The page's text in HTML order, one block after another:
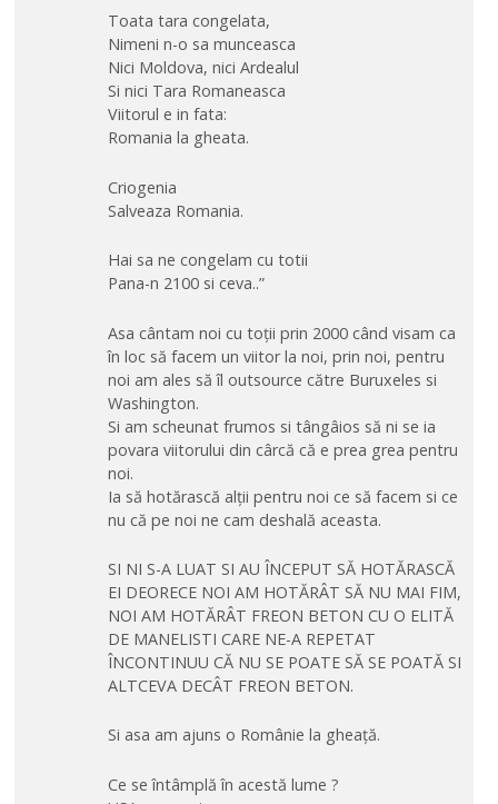
Toata tara congelata,
Nimeni n-o sa munceasca
Nici Moldova, nici Ardealul
Si nici Tara Romaneasca
Viitorul e in fata:
Romania la gheata.
Criogenia
Salveaza Romania.
Hai sa ne congelam cu totii
Pana-n 2100 si ceva..”
Asa cântam noi cu toții prin 2000 când visam ca
în loc să facem un viitor la noi, prin noi, pentru
noi am ales să îl outsource către Buruxeles si
Washington.
Si am scheunat frumos si tângâios să ni se ia
povara viitorului din cârcă că e prea grea pentru
noi.
Ia să hotărască alții pentru noi ce să facem si ce
nu că pe noi ne cam deshală aceasta.
SI NI S-A LUAT SI AU ÎNCEPUT SĂ HOTĂRASCĂ
EI DEORECE NOI AM HOTĂRÂT SĂ NU MAI FIM,
NOI AM HOTĂRÂT FREON BETON CU O ELITĂ
DE MANELISTI CARE NE-A REPETAT
ÎNCONTINUU CĂ NU SE POATE SĂ SE POATĂ SI
ALTCEVA DECÂT FREON BETON.
Si asa am ajuns o Românie la gheață.
Ce se întâmplă în acestă lume ?